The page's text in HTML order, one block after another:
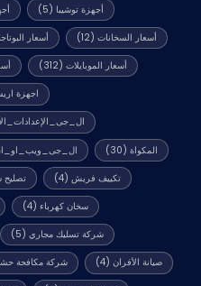
أجهزة توشيبا (5)
أسعار أسعار السخانات (12)
أسعار الموبايلات (312)
اجهزة
المكواة (30)
تصليح تكييف فريش (4)
سخان كهرباء (4)
شركة تسليك مجاري (5)
شركة مكافحة صيانة الأفران (4)